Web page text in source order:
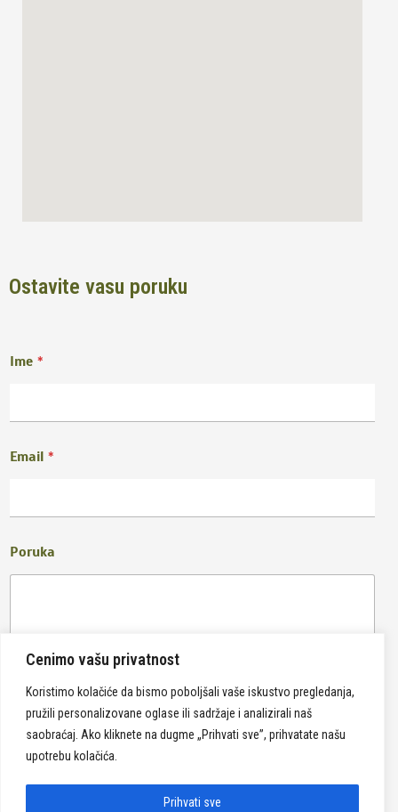
Cenimo vašu privatnost
Koristimo kolačiće da bismo poboljšali vaše iskustvo pregledanja,
pružili personalizovane oglase ili sadržaje i analizirali naš
saobraćaj. Ako kliknete na dugme „Prihvati sve”, prihvatate našu
upotrebu kolačića.
Prihvati sve
Ostavite vasu poruku
Ime *
Email *
Poruka
Pošalji